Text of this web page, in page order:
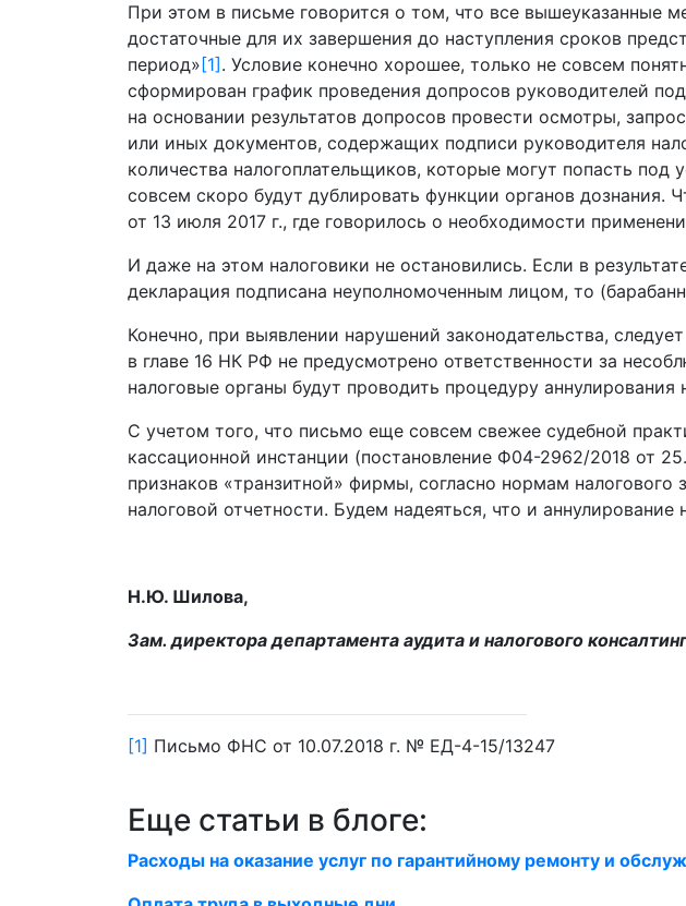
При этом в письме говорится о том, что все вышеуказанные
достаточные для их завершения до наступления сроков
период» [1] . Условие конечно хорошее, только не совсем
сформирован график проведения допросов руководителей
на основании результатов допросов провести осмотры,
или иных документов, содержащих подписи руководителя
количества налогоплательщиков, которые могут попасть
совсем скоро будут дублировать функции органов
от 13 июля 2017 г., где говорилось о необходимости
И даже на этом налоговики не остановились. Если в
декларация подписана неуполномоченным лицом, то
Конечно, при выявлении нарушений законодательства,
в главе 16 НК РФ не предусмотрено ответственности за
налоговые органы будут проводить процедуру аннулирования
С учетом того, что письмо еще совсем свежее судебной
кассационной инстанции (постановление Ф04-2962/2018 от
признаков «транзитной» фирмы, согласно нормам налогового
налоговой отчетности. Будем надеяться, что и
Н.Ю. Шилова,
Зам. директора департамента аудита и налогового
[1] Письмо ФНС от 10.07.2018 г. № ЕД-4-15/13247
Еще статьи в блоге:
Расходы на оказание услуг по гарантийному ремонту и